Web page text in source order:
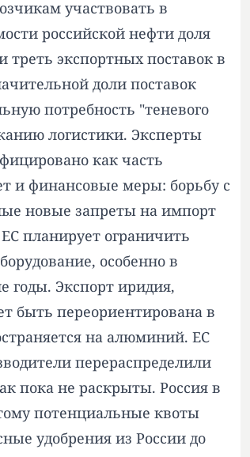
участвовать в
российской нефти доля
треть экспортных поставок в
доли поставок
потребность "теневого
логистики. Эксперты
как часть
и финансовые меры: борьбу с
новые запреты на импорт
планирует ограничить
особенно в
годы. Экспорт иридия,
быть переориентирована в
на алюминий. ЕС
перераспределили
пока не раскрыты. Россия в
потенциальные квоты
удобрения из России до